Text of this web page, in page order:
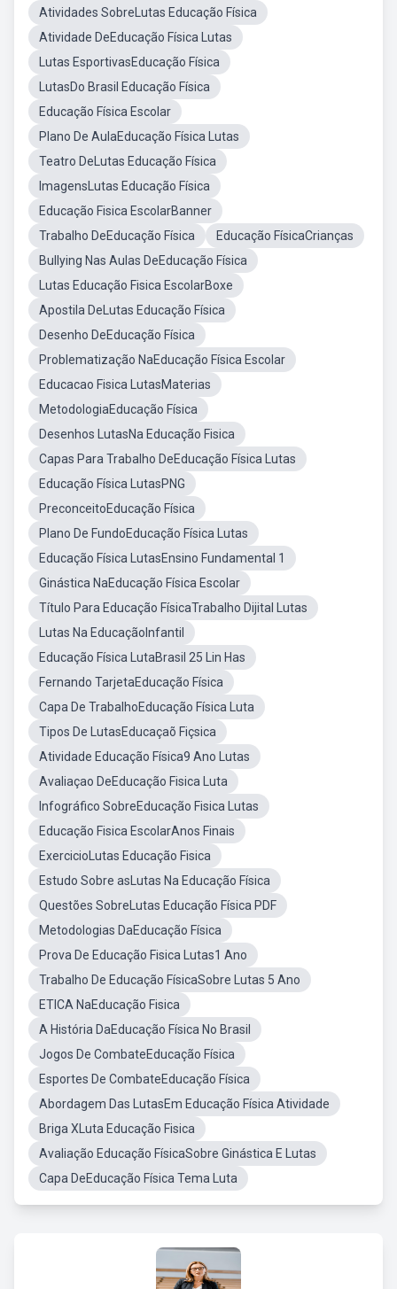
Atividades SobreLutas Educação Física
Atividade DeEducação Física Lutas
Lutas EsportivasEducação Física
LutasDo Brasil Educação Física
Educação Física Escolar
Plano De AulaEducação Física Lutas
Teatro DeLutas Educação Física
ImagensLutas Educação Física
Educação Fisica EscolarBanner
Trabalho DeEducação Física
Educação FísicaCrianças
Bullying Nas Aulas DeEducação Física
Lutas Educação Fisica EscolarBoxe
Apostila DeLutas Educação Física
Desenho DeEducação Física
Problematização NaEducação Física Escolar
Educacao Fisica LutasMaterias
MetodologiaEducação Física
Desenhos LutasNa Educação Fisica
Capas Para Trabalho DeEducação Física Lutas
Educação Física LutasPNG
PreconceitoEducação Física
Plano De FundoEducação Física Lutas
Educação Física LutasEnsino Fundamental 1
Ginástica NaEducação Física Escolar
Título Para Educação FísicaTrabalho Dijital Lutas
Lutas Na EducaçãoInfantil
Educação Física LutaBrasil 25 Lin Has
Fernando TarjetaEducação Física
Capa De TrabalhoEducação Física Luta
Tipos De LutasEducaçaõ Fiçsica
Atividade Educação Física9 Ano Lutas
Avaliaçao DeEducação Fisica Luta
Infográfico SobreEducação Fisica Lutas
Educação Fisica EscolarAnos Finais
ExercicioLutas Educação Fisica
Estudo Sobre asLutas Na Educação Física
Questões SobreLutas Educação Física PDF
Metodologias DaEducação Física
Prova De Educação Fisica Lutas1 Ano
Trabalho De Educação FísicaSobre Lutas 5 Ano
ETICA NaEducação Fisica
A História DaEducação Física No Brasil
Jogos De CombateEducação Física
Esportes De CombateEducação Física
Abordagem Das LutasEm Educação Física Atividade
Briga XLuta Educação Fisica
Avaliação Educação FísicaSobre Ginástica E Lutas
Capa DeEducação Física Tema Luta